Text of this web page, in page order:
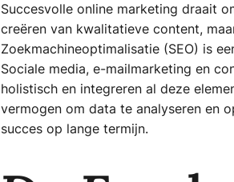
Succesvolle online marketing draait
creëren van kwalitatieve content,
Zoekmachineoptimalisatie (SEO) is
Sociale media, e-mailmarketing en
holistisch en integreren al deze
vermogen om data te analyseren en
succes op lange termijn.